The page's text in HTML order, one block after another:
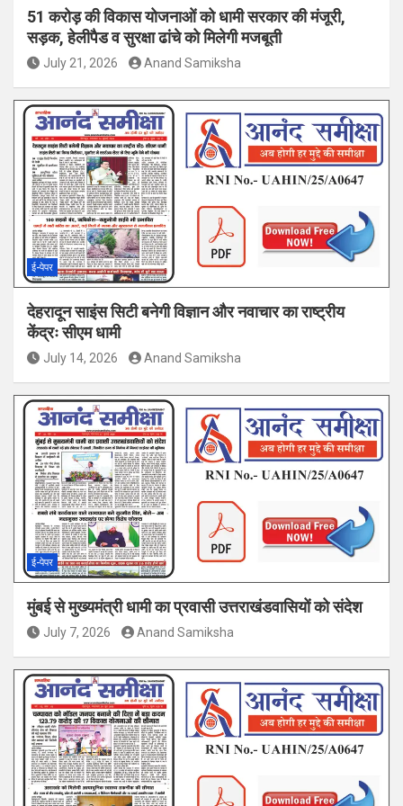
51 करोड़ की विकास योजनाओं को धामी सरकार की मंजूरी,
सड़क, हेलीपैड व सुरक्षा ढांचे को मिलेगी मजबूती
July 21, 2026 Anand Samiksha
ई-पेपर
देहरादून साइंस सिटी बनेगी विज्ञान और नवाचार का राष्ट्रीय
केंद्रः सीएम धामी
July 14, 2026 Anand Samiksha
ई-पेपर
मुंबई से मुख्यमंत्री धामी का प्रवासी उत्तराखंडवासियों को संदेश
July 7, 2026 Anand Samiksha